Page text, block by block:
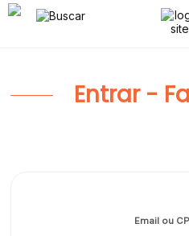
Entrar -
Email ou